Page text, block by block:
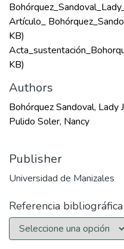
Artículo_
KB)
KB)
Authors
Bohórquez Sandoval, Lady
Pulido Soler, Nancy
Publisher
Universidad de Manizales
Referencia bibliográfica